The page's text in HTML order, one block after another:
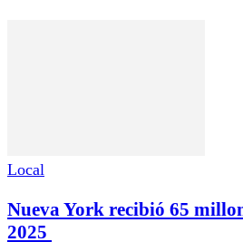
Local
Nueva York recibió 65
2025